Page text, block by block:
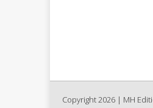
Copyright 2026 | MH